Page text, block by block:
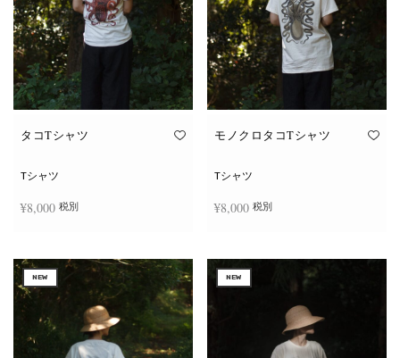
タコTシャツ
Tシャツ
¥8,000 税別
の
商
品
に
は
複
数
の
モノクロタコTシャツ
Tシャツ
¥8,000 税別
の
商
品
は
複
数
の
NEW NEW